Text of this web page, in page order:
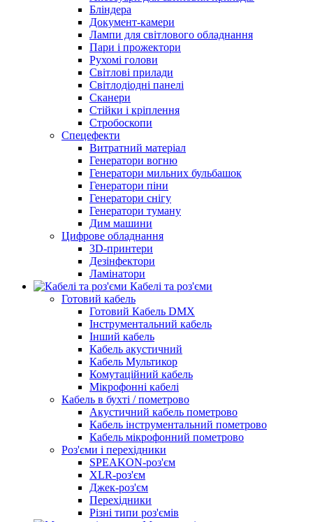
Бліндера
Документ-камери
Лампи для світлового обладнання
Пари і прожектори
Рухомі голови
Світлові прилади
Світлодіодні панелі
Сканери
Стійки і кріплення
Стробоскопи
Спецефекти
Витратний матеріал
Генератори вогню
Генератори мильних бульбашок
Генератори піни
Генератори снігу
Генератори туману
Дим машини
Цифрове обладнання
3D-принтери
Дезінфектори
Ламінатори
Кабелі та роз'єми
Готовий кабель
Готовий Кабель DMX
Інструментальний кабель
Інший кабель
Кабель акустичний
Кабель Мультикор
Комутаційний кабель
Мікрофонні кабелі
Кабель в бухті / пометрово
Акустичний кабель пометрово
Кабель інструментальний пометрово
Кабель мікрофонний пометрово
Роз'єми і перехідники
SPEAKON-роз'єм
XLR-роз'єм
Джек-роз'єм
Перехідники
Різні типи роз'ємів